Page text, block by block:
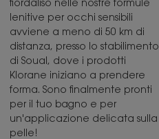
lenitive per occhi sensibili
avviene a meno di 50 km di
distanza, presso lo stabilimento
di Soual, dove i prodotti
Klorane iniziano a prendere
forma. Sono finalmente pronti
per il tuo bagno e per
un'applicazione delicata sulla
pelle!